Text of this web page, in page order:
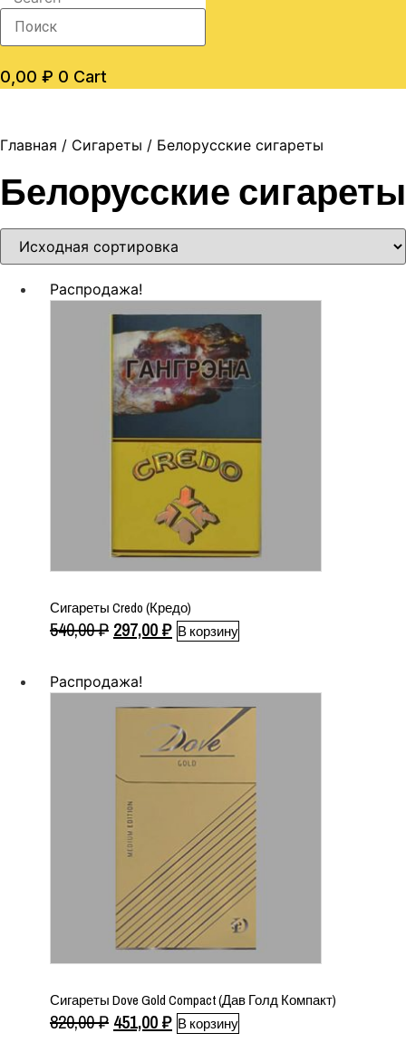
0,00 ₽ 0 Cart
Главная / Сигареты / Белорусские сигареты
Белорусские сигареты
Распродажа!
Сигареты Credo (Кредо)
540,00₽ Первоначальная
составляла
540,00 ₽.
297,00₽Текущая
В корзину
Распродажа!
Сигареты Dove Gold Compact (Дав Голд Компакт)
820,00₽ Первоначальная
451,00₽Текущая
В корзину